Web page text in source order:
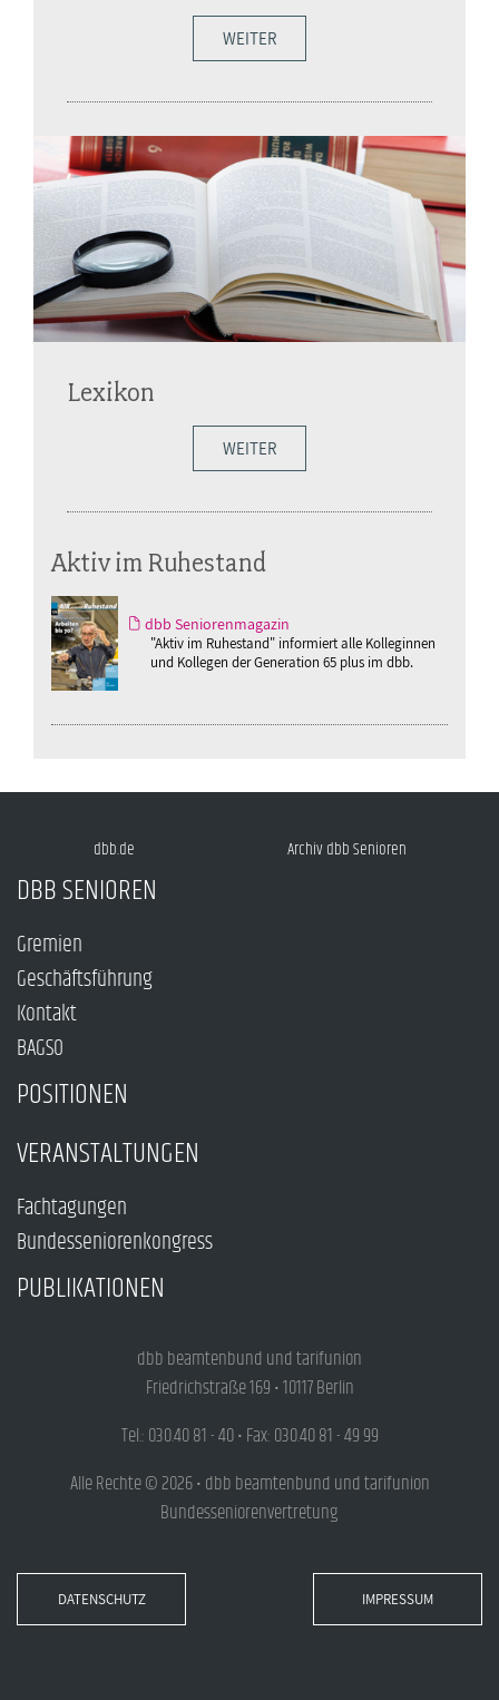
WEITER
Lexikon
WEITER
Aktiv im Ruhestand
dbb Seniorenmagazin
"Aktiv im Ruhestand" informiert alle Kolleginnen
und Kollegen der Generation 65 plus im dbb.
dbb.de Archiv dbb Senioren
DBB SENIOREN
Gremien
Geschäftsführung
Kontakt
BAGSO
POSITIONEN
VERANSTALTUNGEN
Fachtagungen
Bundesseniorenkongress
PUBLIKATIONEN
dbb beamtenbund und tarifunion
Friedrichstraße 169 • 10117 Berlin
Tel.: 030.40 81 - 40 • Fax: 030.40 81 - 49 99
Alle Rechte © 2026 • dbb beamtenbund und tarifunion
Bundesseniorenvertretung
DATENSCHUTZ IMPRESSUM